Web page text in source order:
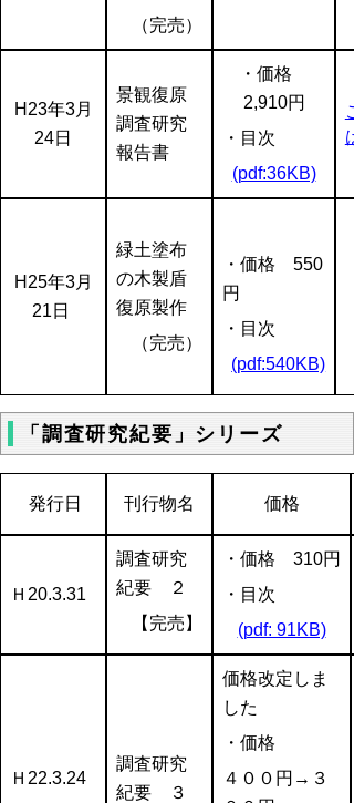
（完売）
H23年3月
24日
景観復原
調査研究
報告書
・価格
2,910円
・目次
(pdf:36KB)
H25年3月
21日
緑土塗布
の木製盾
復原製作
（完売）
・価格 550
円
・目次
(pdf:540KB)
「調査研究紀要」シリーズ
発行日 刊行物名 価格
Ｈ20.3.31
調査研究
紀要 ２
【完売】
・価格 310円
・目次
(pdf: 91KB)
Ｈ22.3.24
調査研究
紀要 ３
価格改定しま
した
・価格
４００円→３